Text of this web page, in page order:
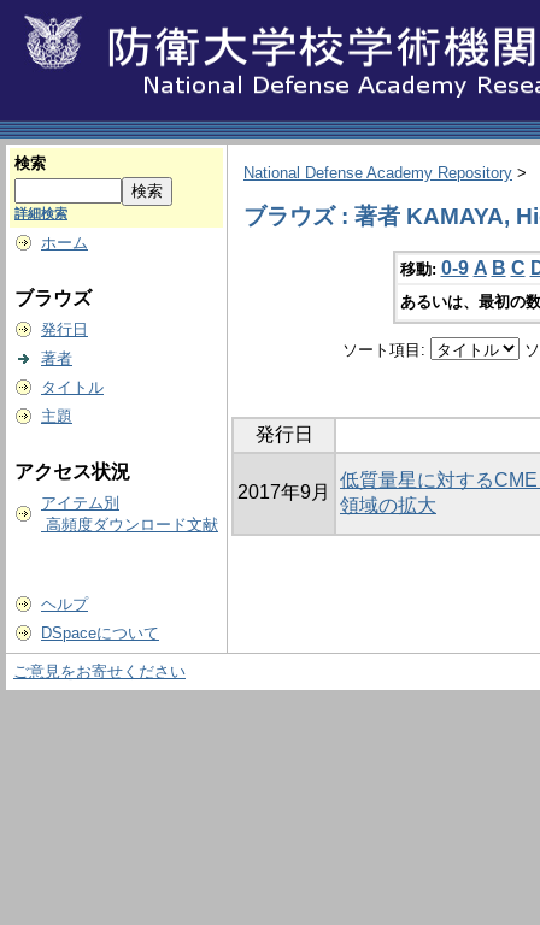
検索
詳細検索
ホーム
ブラウズ
発行日
著者
タイトル
主題
アクセス状況
アイテム別
高頻度ダウンロード文献
ヘルプ
DSpaceについて
National Defense Academy Repository >
ブラウズ : 著者 KAMAYA,
移動: 0-9 A B C
あるいは、最初の
ソート項目:
発行日
2017年9月
低質量星に対する
領域の拡大
ご意見をお寄せください